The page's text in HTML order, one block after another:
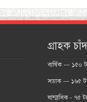
গ্রাহক
বার্ষিক --- ১৫০
সডাক --- ১৬৫
ষান্মাসিক - ৭৫